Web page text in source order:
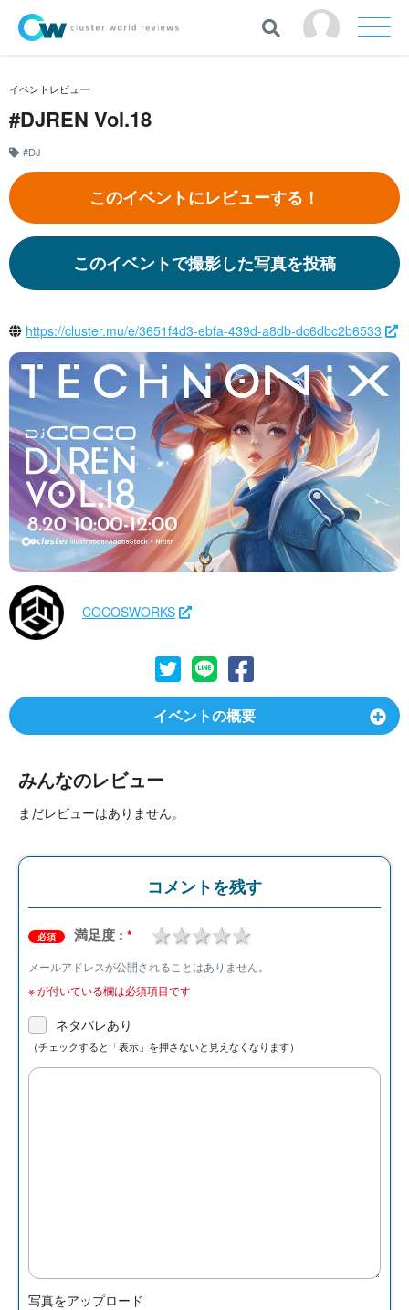
イベントレビュー
#DJREN Vol.18
#DJ
このイベントにレビューする！
このイベントで撮影した写真を投稿
https://cluster.mu/e/3651f4d3-ebfa-439d-a8db-dc6dbc2b6533
COCOSWORKS
イベントの概要
みんなのレビュー
まだレビューはありません。
コメントを残す
必須 満足度 : * 4 stars
3 stars
2 stars
1 star
メールアドレスが公開されることはありません。
※が付いている欄は必須項目です
ネタバレあり
（チェックすると「表示」を押さないと見えなくなります）
写真をアップロード